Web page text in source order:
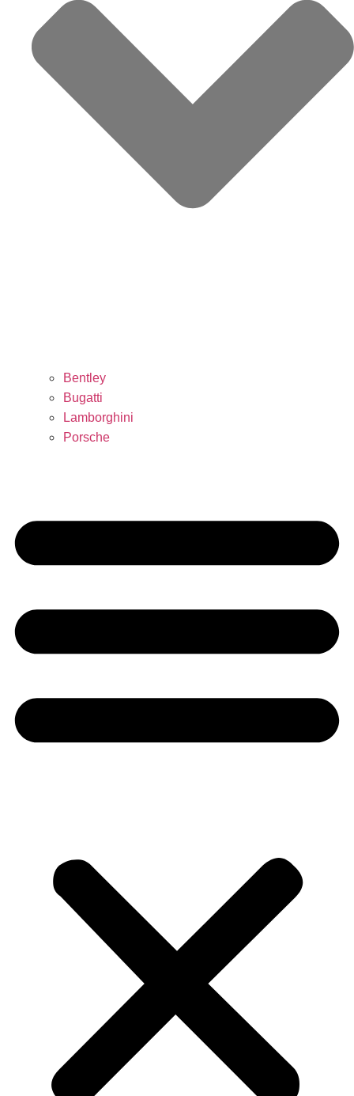
Bentley
Bugatti
Lamborghini
Porsche